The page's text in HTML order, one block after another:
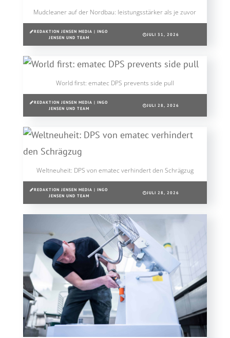
Mudcleaner auf der Nordbau: leistungsstärker als je zuvor
REDAKTION JENSEN MEDIA | INGO
JENSEN UND TEAM
JULI 31, 2026
World first: ematec DPS prevents side pull
REDAKTION JENSEN MEDIA | INGO
JENSEN UND TEAM
JULI 28, 2026
Weltneuheit: DPS von ematec verhindert den Schrägzug
REDAKTION JENSEN MEDIA | INGO
JENSEN UND TEAM
JULI 28, 2026